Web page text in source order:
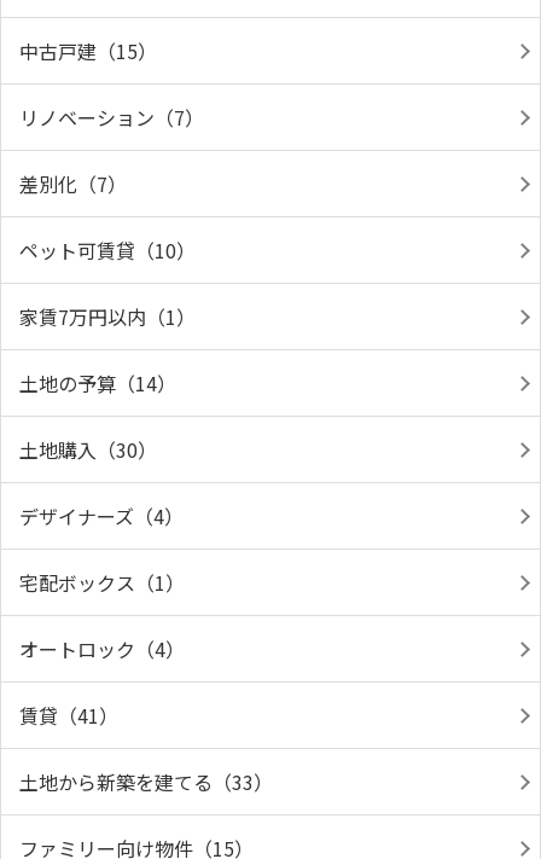
中古戸建（15）
リノベーション（7）
差別化（7）
ペット可賃貸（10）
家賃7万円以内（1）
土地の予算（14）
土地購入（30）
デザイナーズ（4）
宅配ボックス（1）
オートロック（4）
賃貸（41）
土地から新築を建てる（33）
ファミリー向け物件（15）